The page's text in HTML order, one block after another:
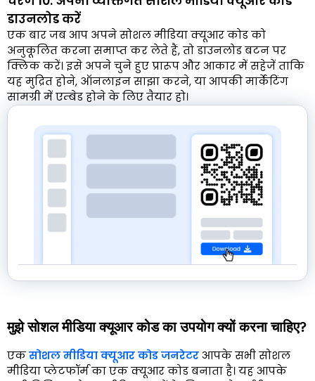
डाउनलोड करें
एक बार जब आप अपने सोशल मीडिया क्यूआर कोड को
अनुकूलित करना समाप्त कर लेते हैं, तो डाउनलोड बटन पर
क्लिक करें। इसे अपने चुने हुए प्रारूप और आकार में सहेजें ताकि
यह मुद्रित होने, ऑनलाइन साझा करने, या आपकी मार्केटिंग
सामग्री में एम्बेड होने के लिए तैयार हो।
मुझे सोशल मीडिया क्यूआर कोड का उपयोग क्यों करना चाहिए?
एकसोशल मीडिया क्यूआर कोड जनरेटरआपके सभी सोशल
मीडिया प्लेटफॉर्म का एक क्यूआर कोड बनाता है। यह आपके